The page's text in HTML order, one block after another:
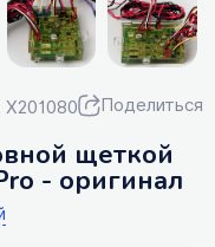
X201080 Поделиться
щеткой
- оригинал